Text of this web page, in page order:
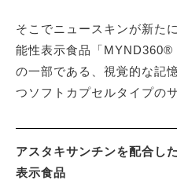
そこでニュースキンが新た
能性表示食品「MYND360®
の一部である、視覚的な記
つソフトカプセルタイプの
アスタキサンチンを配合し
表示食品